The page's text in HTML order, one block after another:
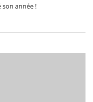
son année !